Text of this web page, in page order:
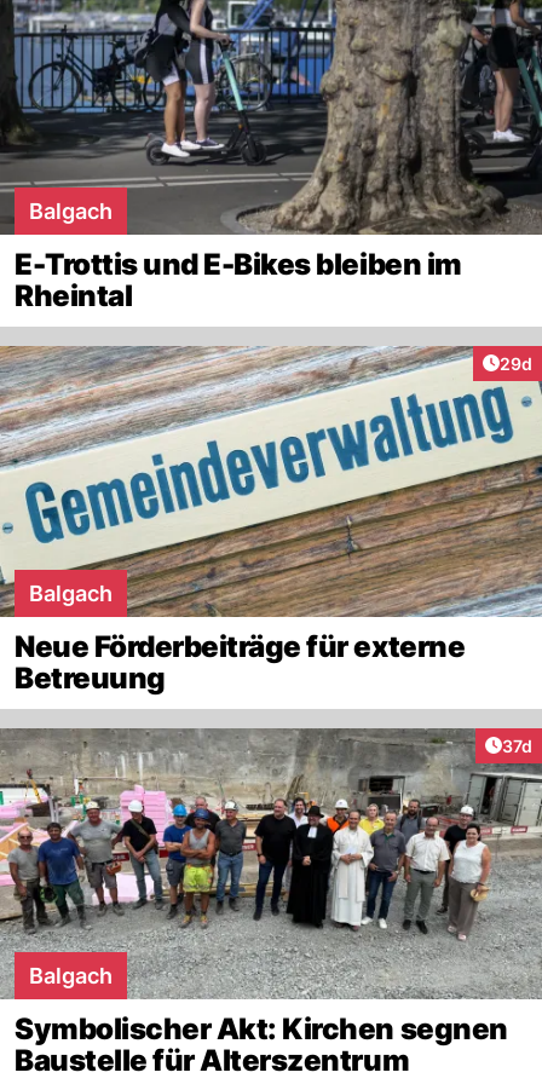
Balgach
E-Trottis und E-Bikes bleiben im
Rheintal
29d
Balgach
Neue Förderbeiträge für externe
Betreuung
37d
Balgach
Symbolischer Akt: Kirchen segnen
Baustelle für Alterszentrum